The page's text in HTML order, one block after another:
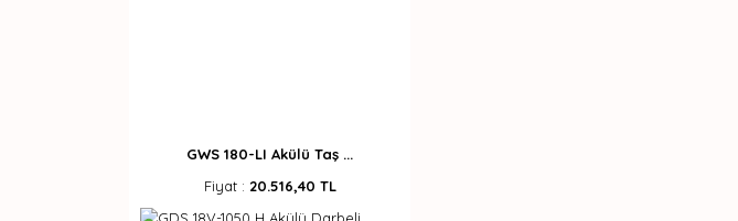
GWS 180-LI Akülü Taş ...
Fiyat : 20.516,40 TL